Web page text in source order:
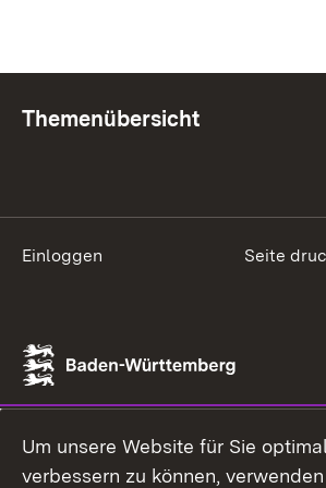
Themenübersicht
Einloggen Seite
Um unsere Website für Sie
verbessern zu können,